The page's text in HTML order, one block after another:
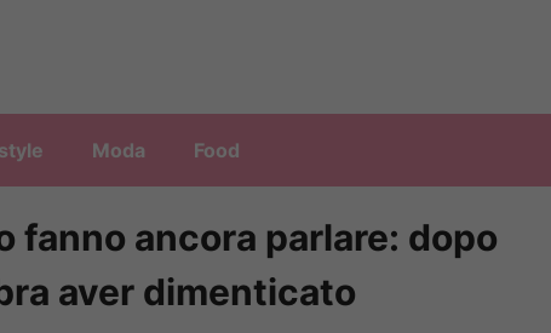
Moda Food
fanno ancora parlare: dopo
aver dimenticato